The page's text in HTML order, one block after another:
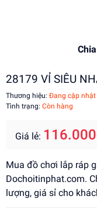
28179 VỈ SIÊU
Thương hiệu: Đang cập nhật
Tình trạng: Còn hàng
Giá lẻ:
Mua đồ chơi lắp ráp
Dochoitinphat.com.
lượng, giá sỉ cho